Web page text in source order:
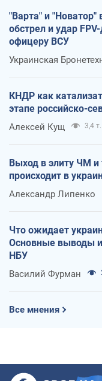
"Варта" и
обстрел и удар
офицеру ВСУ
Украинская
КНДР как
этапе российско-
Алексей Кущ 3,4 т.
Выход в элиту ЧМ и
происходит в
Александр Липенко
Что ожидает
Основные выводы
НБУ
Василий Фурман
Все мнения